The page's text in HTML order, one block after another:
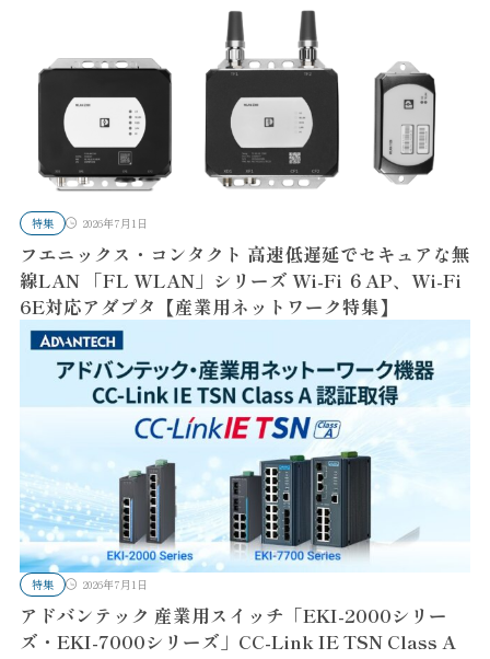
特集 2026年7月1日
フエニックス・コンタクト 高速低遅延でセキュアな無
線LAN 「FL WLAN」シリーズ Wi-Fi ６AP、Wi-Fi
6E対応アダプタ【産業用ネットワーク特集】
特集 2026年7月1日
アドバンテック 産業用スイッチ「EKI-2000シリー
ズ・EKI-7000シリーズ」CC-Link IE TSN Class A